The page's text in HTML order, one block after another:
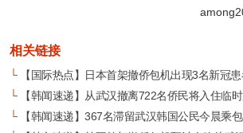
相关链接
└【国际热点】日本首架撤侨包机出现3名新冠患
└【韩闻速递】从武汉撤离722名侨民将入住临
└【韩闻速递】367名滞留武汉韩国公民今晨乘